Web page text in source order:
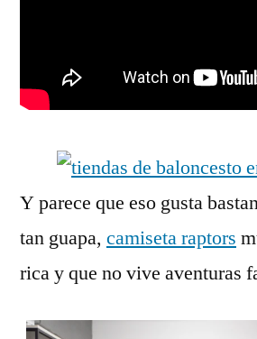
Y parece que eso gusta
tan guapa, camiseta raptors
rica y que no vive aventuras